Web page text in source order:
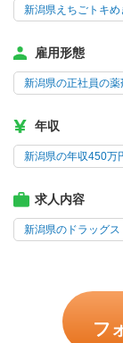
新潟県えちごトキ
雇用形態
新潟県の正社員の薬
年収
新潟県の年収450万
求人内容
新潟県のドラッグ
フ